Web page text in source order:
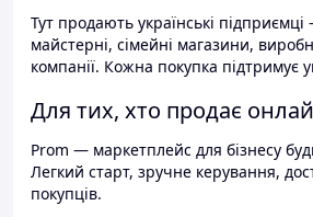
Тут продають українські
майстерні, сімейні магазини,
компанії. Кожна покупка підтримує
Для тих, хто продає
Prom — маркетплейс для бізнесу
Легкий старт, зручне керування,
покупців.